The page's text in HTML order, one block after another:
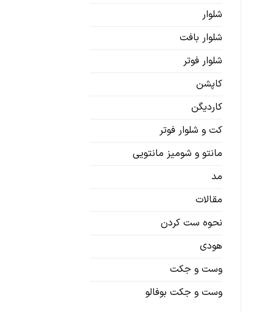
شلوار
شلوار بافت
شلوار فوتر
کاپشن
کاردیگن‌
کت و شلوار فوتر
مانتو و شومیز مانتویی
مد
مقالات
نحوه ست کردن
هودی
وست و جکت
وست و جکت بوفالو